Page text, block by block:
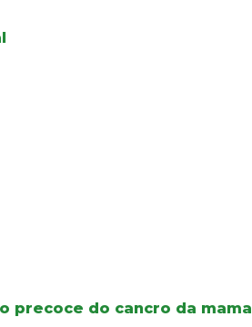
precoce do cancro da mama